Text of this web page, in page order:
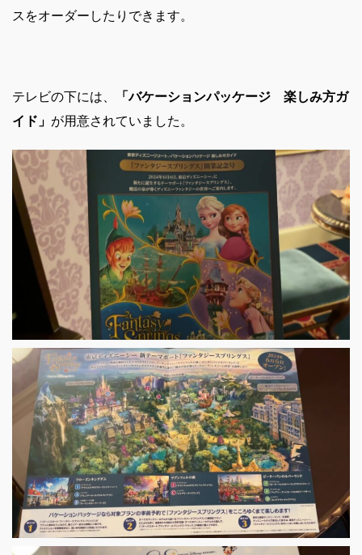
スをオーダーしたりできます。
テレビの下には、
「バケーションパッケージ 楽しみ方ガ
イド」 が用意されていました。